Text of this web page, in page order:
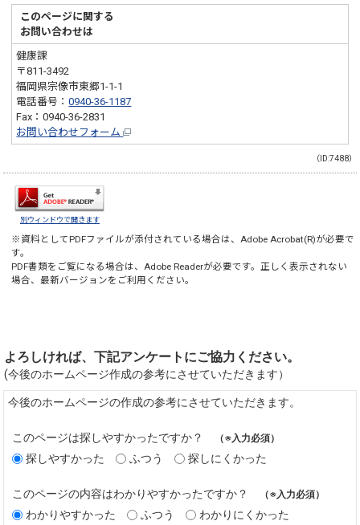
このページに関する
お問い合わせは
健康課
〒811-3492
福岡県宗像市東郷1-1-1
電話番号：0940-36-1187
Fax：0940-36-2831
お問い合わせフォーム
（ID:7488）
別ウィンドウで開きます
※資料としてPDFファイルが添付されている場合は、 Adobe Acrobat(R)が必要で
す。
PDF書類をご覧になる場合は、 Adobe Readerが必要です。正しく表示されない
場合、最新バージョンをご利用ください。